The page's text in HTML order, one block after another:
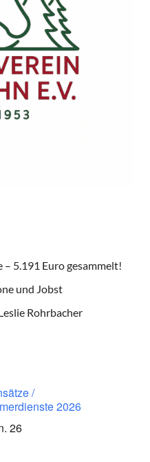
5.191 Euro gesammelt!
und Jobst
Rohrbacher
/
2026
26